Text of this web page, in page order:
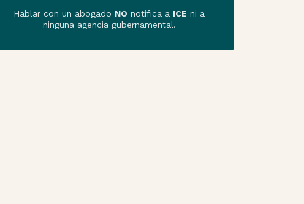
Hablar con un abogado NO notifica a ICE ni a
ninguna agencia gubernamental.